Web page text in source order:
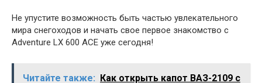
Не упустите возможность быть частью увлекательного
мира снегоходов и начать свое первое знакомство с
Adventure LX 600 ACE уже сегодня!
Читайте также:
Как открыть капот ВАЗ-2109 с